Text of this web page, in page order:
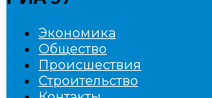
Экономика
Общество
Происшествия
Строительство